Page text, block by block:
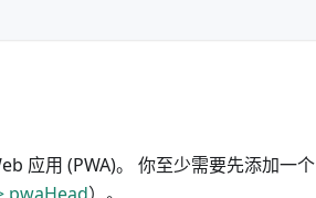
应用 (PWA)。 你至少需要先添加一个